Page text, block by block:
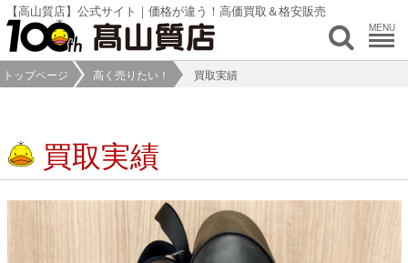
【高山質店】公式サイト｜価格が違う！高価買取＆格安販売
MENU
トップページ 高く売りたい！ 買取実績
買取実績